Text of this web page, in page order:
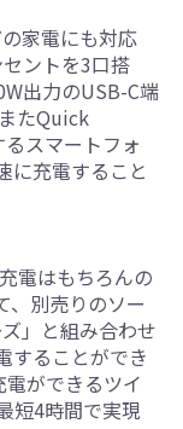
家電にも対応
ントを3口搭
出力のUSB-C端
たQuick
スマートフォ
に充電すること
電はもちろんの
、別売りのソー
」と組み合わせ
することができ
電ができるツイ
短4時間で実現